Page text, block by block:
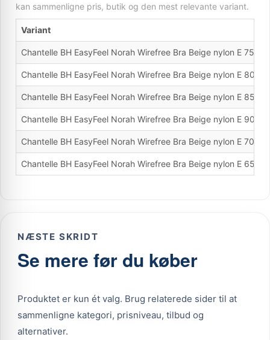
kan sammenligne pris, butik og den mest relevante variant.
Variant
Chantelle BH EasyFeel Norah Wirefree Bra Beige nylon E 75
Chantelle BH EasyFeel Norah Wirefree Bra Beige nylon E 80
Chantelle BH EasyFeel Norah Wirefree Bra Beige nylon E 85
Chantelle BH EasyFeel Norah Wirefree Bra Beige nylon E 90
Chantelle BH EasyFeel Norah Wirefree Bra Beige nylon E 70
Chantelle BH EasyFeel Norah Wirefree Bra Beige nylon E 65
NÆSTE SKRIDT
Se mere før du køber
Produktet er kun ét valg. Brug relaterede sider til at
sammenligne kategori, prisniveau, tilbud og
alternativer.